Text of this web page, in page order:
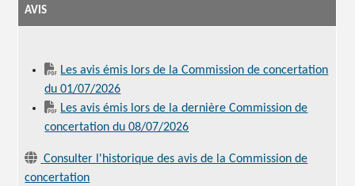
AVIS
Les avis émis lors de la Commission de concertation
du 01/07/2026
Les avis émis lors de la dernière Commission de
concertation du 08/07/2026
Consulter l'historique des avis de la Commission de
concertation